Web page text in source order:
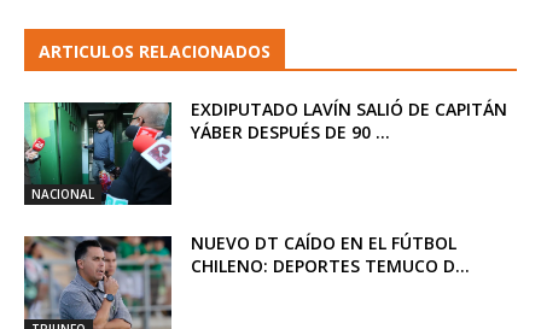
ARTICULOS RELACIONADOS
NACIONAL
EXDIPUTADO LAVÍN SALIÓ DE CAPITÁN
YÁBER DESPUÉS DE 90 ...
NUEVO DT CAÍDO EN EL FÚTBOL
CHILENO: DEPORTES TEMUCO D...